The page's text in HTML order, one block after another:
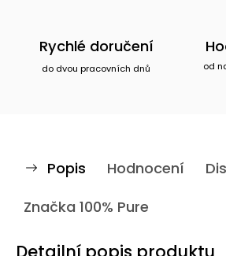
Rychlé doručení
do dvou pracovních dnů
od
Popis Hodnocení
Značka 100% Pure
Detailní popis produktu